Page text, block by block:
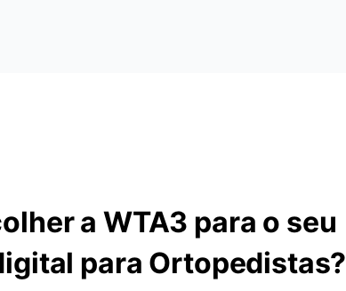
a WTA3 para o seu
para Ortopedistas?